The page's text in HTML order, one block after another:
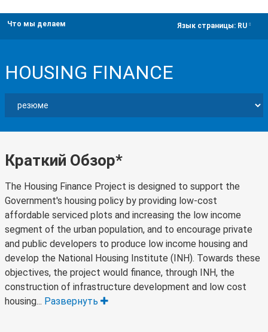
Что мы делаем Язык страницы: RU
HOUSING FINANCE
Краткий Обзор*
The Housing Finance Project is designed to support the
Government's housing policy by providing low-cost
affordable serviced plots and increasing the low income
segment of the urban population, and to encourage private
and public developers to produce low income housing and
develop the National Housing Institute (INH). Towards these
objectives, the project would finance, through INH, the
construction of infrastructure development and low cost
housing... Развернуть